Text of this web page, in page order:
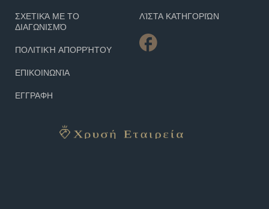
ΣΧΕΤΙΚΆ ΜΕ ΤΟ
ΔΙΑΓΩΝΙΣΜΌ
ΠΟΛΙΤΙΚΉ ΑΠΟΡΡΉΤΟΥ
ΕΠΙΚΟΙΝΩΝΊΑ
ΕΓΓΡΑΦΗ
ΛΊΣΤΑ ΚΑΤΗΓΟΡΙΏΝ